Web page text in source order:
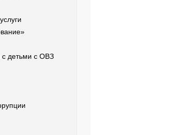
с детьми с ОВЗ